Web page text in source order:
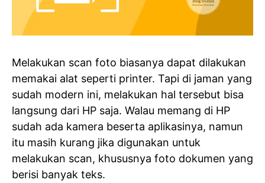
Melakukan scan foto biasanya dapat dilakukan
memakai alat seperti printer. Tapi di jaman yang
sudah modern ini, melakukan hal tersebut bisa
langsung dari HP saja. Walau memang di HP
sudah ada kamera beserta aplikasinya, namun
itu masih kurang jika digunakan untuk
melakukan scan, khususnya foto dokumen yang
berisi banyak teks.